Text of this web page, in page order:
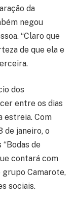
da
negou
“Claro que
de que ela e
dos
entre os dias
estreia. Com
de janeiro, o
de
contará com
grupo Camarote,
sociais.